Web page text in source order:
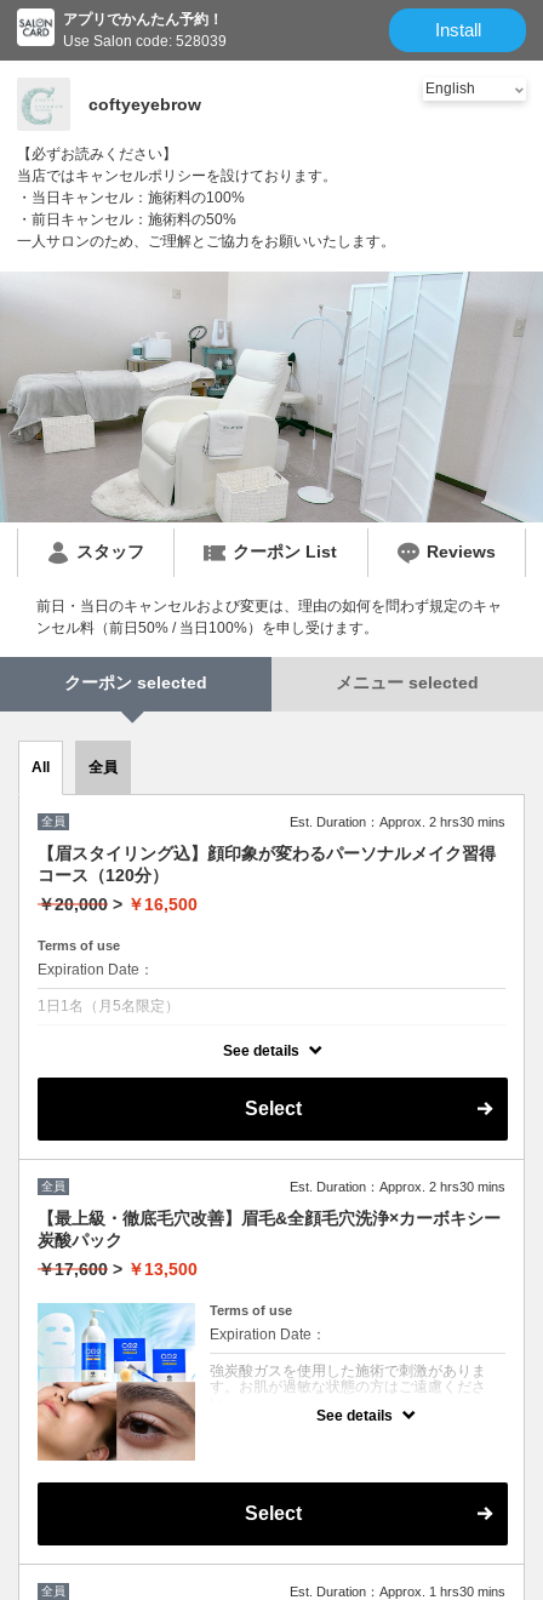
アプリでかんたん予約！
Use Salon code: 528039
Install
coftyeyebrow
【必ずお読みください】
当店ではキャンセルポリシーを設けております。
・当日キャンセル：施術料の100%
・前日キャンセル：施術料の50%
一人サロンのため、ご理解とご協力をお願いいたします。
スタッフ クーポン List Reviews
前日・当日のキャンセルおよび変更は、理由の如何を問わず規定のキャ
ンセル料（前日50% / 当日100%）を申し受けます。
クーポン selected メニュー selected
All 全員
全員 Est. Duration：Approx. 2 hrs30 mins
【眉スタイリング込】顔印象が変わるパーソナルメイク習得
コース（120分）
￥20,000 > ￥16,500
Terms of use
Expiration Date：
1日1名（月5名限定）
【フルメイクレッスン】をセットにした、最も贅沢な特別メニューで
トレンドを追いかけるメイクではなく、あなたの魅力を最大限に引き出
「眉毛が上手く描けない」「自分に似合う色が分からない」
そんなお悩みを、プライベートサロンならではの濃密なレッスンで解決
します。
◆ このコースで手に入るもの
• 理論に基づいた納得感： 「なぜそのラインが必要なのか」「どこに色
を置けば、もっと小顔に見えるのか」を分析。
• 再現できる技術： その場限りではない、翌日からご自身で再現できる
コツを伝授します。
• 自分だけの正解： お手持ちのコスメの活用法や、足りないアイテムの
自分自身をアップデートする、特別な時間をお過ごしください。
1.骨格とパーツ配置から、あなたを最も美しく見せる眉の形を導き出し
ます。
ワックス脱毛で、毛流れから整った「描かなくても綺麗な眉」へ。
2.フルメイクレッスン： 半顔ずつレクチャー。プロの技をその場で実践
していただくので、技術が身につきます。
4. アフターカルテ： 当日のポイントをまとめたカルテをプレゼント！
ご自宅での再現を徹底サポートします。
See details
Select
全員 Est. Duration：Approx. 2 hrs30 mins
【最上級・徹底毛穴改善】眉毛&全顔毛穴洗浄×カーボキシー
炭酸パック
￥17,600 > ￥13,500
Terms of use
Expiration Date：
強炭酸ガスを使用した施術で刺激がありま
す。お肌が過敏な状態の方はご遠慮くださ
栓をスッキリ洗浄。仕上げに「強炭酸カーボ
キシー」で肌を内側から活性化し、キュッと
ア！！皮脂毛穴、乾燥毛穴、たるみ毛穴あら
See details
Select
全員 Est. Duration：Approx. 1 hrs30 mins